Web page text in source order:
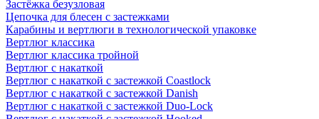
Застёжка безузловая
Цепочка для блесен с застежками
Карабины и вертлюги в технологической упаковке
Вертлюг классика
Вертлюг классика тройной
Вертлюг с накаткой
Вертлюг с накаткой с застежкой Coastlock
Вертлюг с накаткой с застежкой Danish
Вертлюг с накаткой с застежкой Duo-Lock